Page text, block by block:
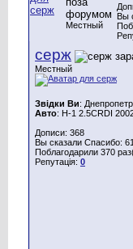
Местный
Вы
серж
Местный
Звідки Ви:
Авто: H-1 2.5CRDI
Дописи: 368
Вы сказали Спасибо:
Поблагодарили 370
Репутація: 0